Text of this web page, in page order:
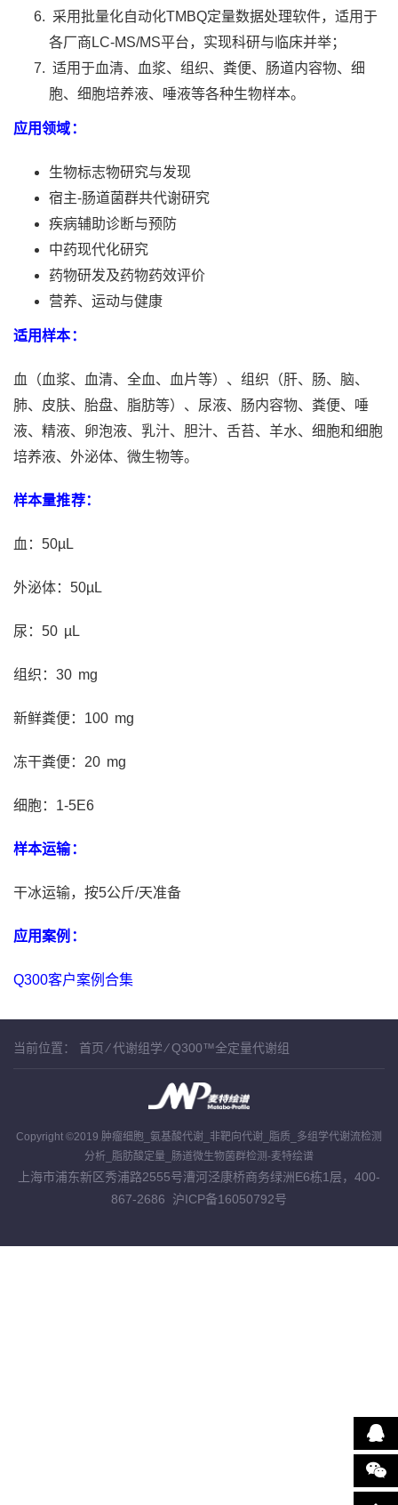
采用批量化自动化TMBQ定量数据处理软件，适用于
各厂商LC-MS/MS平台，实现科研与临床并举；
适用于血清、血浆、组织、粪便、肠道内容物、细
胞、细胞培养液、唾液等各种生物样本。
应用领域：
生物标志物研究与发现
宿主-肠道菌群共代谢研究
疾病辅助诊断与预防
中药现代化研究
药物研发及药物药效评价
营养、运动与健康
适用样本：
血（血浆、血清、全血、血片等）、组织（肝、肠、脑、
肺、皮肤、胎盘、脂肪等）、尿液、肠内容物、粪便、唾
液、精液、卵泡液、乳汁、胆汁、舌苔、羊水、细胞和细胞
培养液、外泌体、微生物等。
样本量推荐：
血：50µL
外泌体：50µL
尿：50 µL
组织：30 mg
新鲜粪便：100 mg
冻干粪便：20 mg
细胞：1-5E6
样本运输：
干冰运输，按5公斤/天准备
应用案例：
Q300客户案例合集
当前位置： 首页⁄代谢组学⁄Q300™全定量代谢组
Copyright ©2019 肿瘤细胞_氨基酸代谢_非靶向代谢_脂质_多组学代谢流检测
分析_脂肪酸定量_肠道微生物菌群检测-麦特绘谱
上海市浦东新区秀浦路2555号漕河泾康桥商务绿洲E6栋1层，400-
867-2686 沪ICP备16050792号